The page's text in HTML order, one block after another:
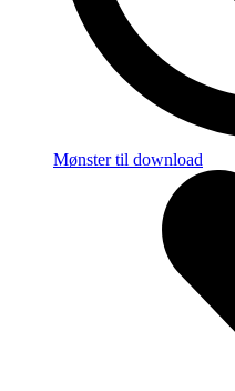
Mønster til download